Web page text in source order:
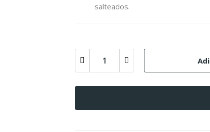
salteados.